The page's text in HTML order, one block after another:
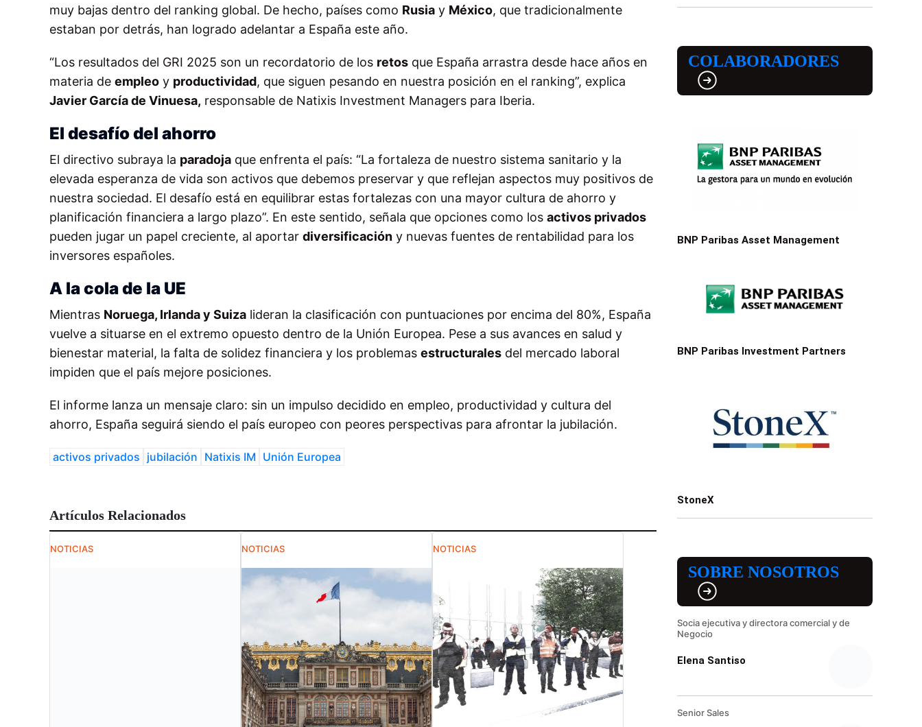
muy bajas dentro del ranking global. De hecho, países como Rusia y México, que tradicionalmente
estaban por detrás, han logrado adelantar a España este año.
“Los resultados del GRI 2025 son un recordatorio de los retos que España arrastra desde hace años en
materia de empleo y productividad, que siguen pesando en nuestra posición en el ranking”, explica
Javier García de Vinuesa, responsable de Natixis Investment Managers para Iberia.
El desafío del ahorro
El directivo subraya la paradoja que enfrenta el país: “La fortaleza de nuestro sistema sanitario y la
elevada esperanza de vida son activos que debemos preservar y que reflejan aspectos muy positivos de
nuestra sociedad. El desafío está en equilibrar estas fortalezas con una mayor cultura de ahorro y
planificación financiera a largo plazo”. En este sentido, señala que opciones como los activos privados
pueden jugar un papel creciente, al aportar diversificación y nuevas fuentes de rentabilidad para los
inversores españoles.
A la cola de la UE
Mientras Noruega, Irlanda y Suiza lideran la clasificación con puntuaciones por encima del 80%, España
vuelve a situarse en el extremo opuesto dentro de la Unión Europea. Pese a sus avances en salud y
bienestar material, la falta de solidez financiera y los problemas estructurales del mercado laboral
impiden que el país mejore posiciones.
El informe lanza un mensaje claro: sin un impulso decidido en empleo, productividad y cultura del
ahorro, España seguirá siendo el país europeo con peores perspectivas para afrontar la jubilación.
activos privados jubilación Natixis IM Unión Europea
Artículos Relacionados
NOTICIAS NOTICIAS NOTICIAS
COLABORADORES
BNP Paribas Asset Management
BNP Paribas Investment Partners
StoneX
SOBRE NOSOTROS
Socia ejecutiva y directora comercial y de
Negocio
Elena Santiso
Senior Sales